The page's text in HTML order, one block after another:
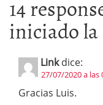
14
iniciado
Link dice:
27/07/2020 a las
Gracias Luis.